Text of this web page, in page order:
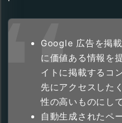
Google 広告を掲載
に価値ある情報を
イトに掲載するコ
先にアクセスした
性の高いものにし
自動生成されたペ